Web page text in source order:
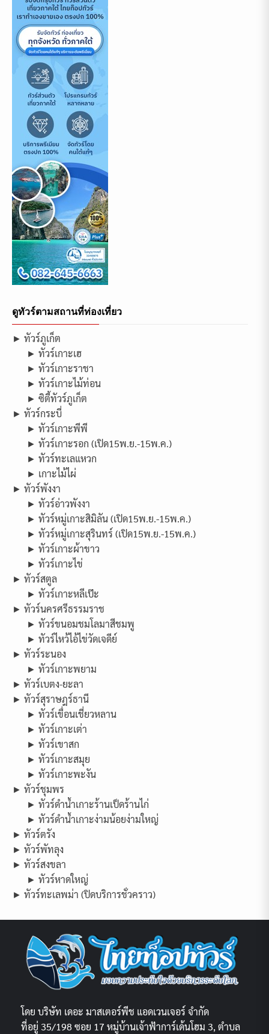
ดูทัวร์ตามสถานที่ท่องเที่ยว
► ทัวร์ภูเก็ต
► ทัวร์เกาะเฮ
► ทัวร์เกาะราชา
► ทัวร์เกาะไม้ท่อน
► ซิตี้ทัวร์ภูเก็ต
► ทัวร์กระบี่
► ทัวร์เกาะพีพี
► ทัวร์เกาะรอก (เปิด15พ.ย.-15พ.ค.)
► ทัวร์ทะเลแหวก
► เกาะไม้ไผ่
► ทัวร์พังงา
► ทัวร์อ่าวพังงา
► ทัวร์หมู่เกาะสิมิลัน (เปิด15พ.ย.-15พ.ค.)
► ทัวร์หมู่เกาะสุรินทร์ (เปิด15พ.ย.-15พ.ค.)
► ทัวร์เกาะผ้าขาว
► ทัวร์เกาะไข่
► ทัวร์สตูล
► ทัวร์เกาะหลีเป๊ะ
► ทัวร์นครศรีธรรมราช
► ทัวร์ขนอมชมโลมาสีชมพู
► ทัวร์ไหว้ไอ้ไข่วัดเจดีย์
► ทัวร์ระนอง
► ทัวร์เกาะพยาม
► ทัวร์เบตง-ยะลา
► ทัวร์สุราษฎร์ธานี
► ทัวร์เขื่อนเชี่ยวหลาน
► ทัวร์เกาะเต่า
► ทัวร์เขาสก
► ทัวร์เกาะสมุย
► ทัวร์เกาะพะงัน
► ทัวร์ชุมพร
► ทัวร์ดำน้ำเกาะร้านเป็ดร้านไก่
► ทัวร์ดำน้ำเกาะง่ามน้อยง่ามใหญ่
► ทัวร์ตรัง
► ทัวร์พัทลุง
► ทัวร์สงขลา
► ทัวร์หาดใหญ่
► ทัวร์ทะเลพม่า (ปิดบริการชั่วคราว)
โดย บริษัท เดอะ มาสเตอร์พีช แอดเวนเจอร์ จำกัด
ที่อยู่ 35/198 ซอย 17 หมู่บ้านเจ้าฟ้าการ์เด้นโฮม 3, ตำบล